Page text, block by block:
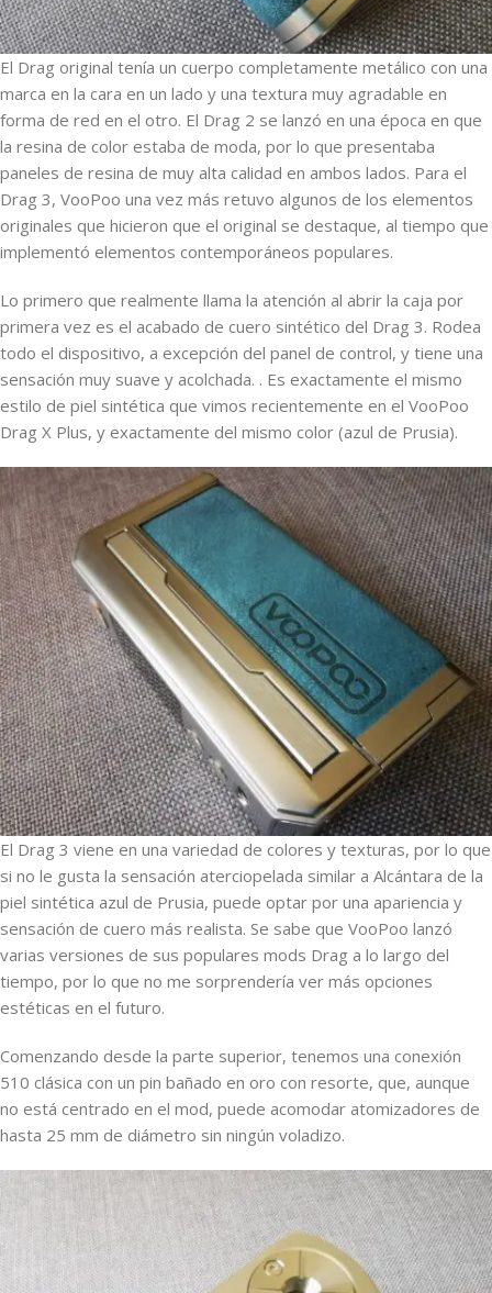
El Drag original tenía un cuerpo completamente metálico con una
marca en la cara en un lado y una textura muy agradable en
forma de red en el otro. El Drag 2 se lanzó en una época en que
la resina de color estaba de moda, por lo que presentaba
paneles de resina de muy alta calidad en ambos lados. Para el
Drag 3, VooPoo una vez más retuvo algunos de los elementos
originales que hicieron que el original se destaque, al tiempo que
implementó elementos contemporáneos populares.
Lo primero que realmente llama la atención al abrir la caja por
primera vez es el acabado de cuero sintético del Drag 3. Rodea
todo el dispositivo, a excepción del panel de control, y tiene una
sensación muy suave y acolchada. . Es exactamente el mismo
estilo de piel sintética que vimos recientemente en el VooPoo
Drag X Plus, y exactamente del mismo color (azul de Prusia).
El Drag 3 viene en una variedad de colores y texturas, por lo que
si no le gusta la sensación aterciopelada similar a Alcántara de la
piel sintética azul de Prusia, puede optar por una apariencia y
sensación de cuero más realista. Se sabe que VooPoo lanzó
varias versiones de sus populares mods Drag a lo largo del
tiempo, por lo que no me sorprendería ver más opciones
estéticas en el futuro.
Comenzando desde la parte superior, tenemos una conexión
510 clásica con un pin bañado en oro con resorte, que, aunque
no está centrado en el mod, puede acomodar atomizadores de
hasta 25 mm de diámetro sin ningún voladizo.